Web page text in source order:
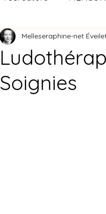
Soignies
Melleseraphine-net